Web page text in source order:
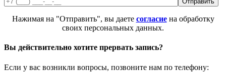
Нажимая на "Отправить", вы даете согласиена обработку
своих персональных данных.
Вы действительно хотите прервать запись?
Если у вас возникли вопросы, позвоните нам по телефону: